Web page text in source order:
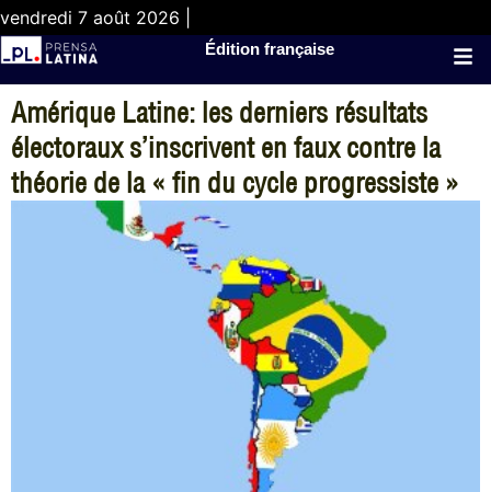
vendredi 7 août 2026 |
Édition française
Amérique Latine: les derniers résultats
électoraux s’inscrivent en faux contre la
théorie de la « fin du cycle progressiste »